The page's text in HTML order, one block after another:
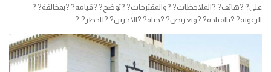
على? ?هاتف? ?الملاحظات? ?والمقترحات? ?توضح? ?قيامه? ?بمخالفة? ?
الرعونة? ?بالقيادة? ?وتعريض? ?حياة? ?الاخرين? ?للخطر?.?